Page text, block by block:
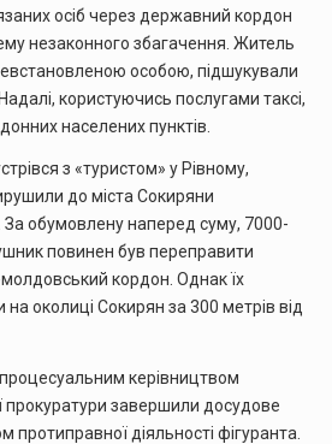
осіб через державний кордон
незаконного збагачення. Житель
особою, підшукували
користуючись послугами таксі,
населених пунктів.
з «туристом» у Рівному,
до міста Сокиряни
За обумовлену наперед суму, 7000-
повинен був переправити
молдовський кордон. Однак їх
околиці Сокирян за 300 метрів від
процесуальним керівництвом
прокуратури завершили досудове
протиправної діяльності фігуранта.